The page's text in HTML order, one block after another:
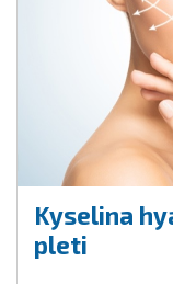
Kyselina
pleti